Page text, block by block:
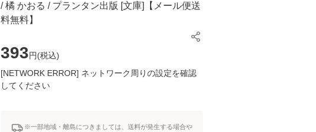
/ 橘 かおる / プランタン出版 [文庫]【メール便送
料無料】
393円(税込)
[NETWORK ERROR] ネットワーク周りの設定を確認
してください
※一部地域・離島につきましては、送料が発生する場合や